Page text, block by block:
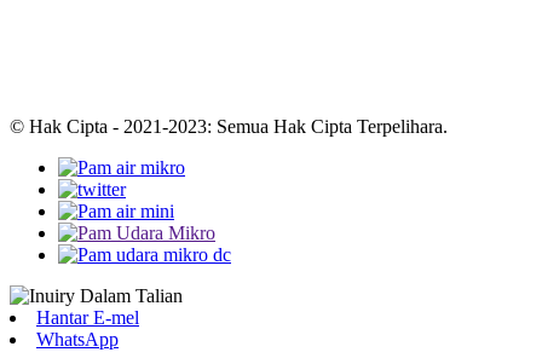
© Hak Cipta - 2021-2023: Semua Hak Cipta Terpelihara.
Hantar E-mel
WhatsApp